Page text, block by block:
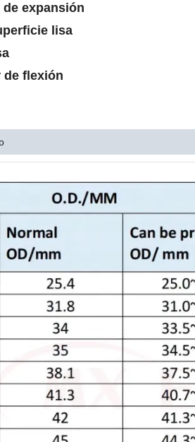
expansión
lisa
de flexión